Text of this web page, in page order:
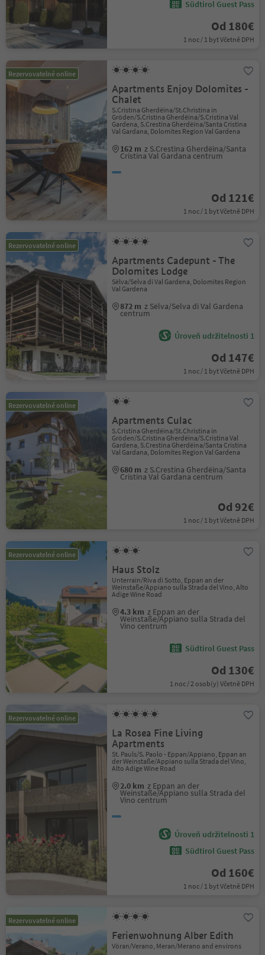
Südtirol Guest Pass
Od 180€
1 noc / 1 byt Včetně DPH
Rezervovatelné online
Apartments Enjoy Dolomites -
Chalet
S.Cristina Gherdëina/St.Christina in
Gröden/S.Cristina Gherdëina/S.Cristina Val
Gardena, S.Crestina Gherdëina/Santa Cristina
Val Gardana, Dolomites Region Val Gardena
162 m z S.Crestina Gherdëina/Santa
Cristina Val Gardana centrum
Od 121€
1 noc / 1 byt Včetně DPH
Rezervovatelné online
Apartments Cadepunt - The
Dolomites Lodge
Sëlva/Selva di Val Gardena, Dolomites Region
Val Gardena
872 m z Sëlva/Selva di Val Gardena
centrum
Úroveň udržitelnosti 1
Od 147€
1 noc / 1 byt Včetně DPH
Rezervovatelné online
Apartments Culac
S.Cristina Gherdëina/St.Christina in
Gröden/S.Cristina Gherdëina/S.Cristina Val
Gardena, S.Crestina Gherdëina/Santa Cristina
Val Gardana, Dolomites Region Val Gardena
680 m z S.Crestina Gherdëina/Santa
Cristina Val Gardana centrum
Od 92€
1 noc / 1 byt Včetně DPH
Rezervovatelné online
Haus Stolz
Unterrain/Riva di Sotto, Eppan an der
Weinstaße/Appiano sulla Strada del Vino, Alto
Adige Wine Road
4.3 km z Eppan an der
Weinstaße/Appiano sulla Strada del
Vino centrum
Südtirol Guest Pass
Od 130€
1 noc / 2 osob(y) Včetně DPH
Rezervovatelné online
La Rosea Fine Living
Apartments
St. Pauls/S. Paolo - Eppan/Appiano, Eppan an
der Weinstaße/Appiano sulla Strada del Vino,
Alto Adige Wine Road
2.0 km z Eppan an der
Weinstaße/Appiano sulla Strada del
Vino centrum
Úroveň udržitelnosti 1
Südtirol Guest Pass
Od 160€
1 noc / 1 byt Včetně DPH
Rezervovatelné online
Ferienwohnung Alber Edith
Vöran/Verano, Meran/Merano and environs